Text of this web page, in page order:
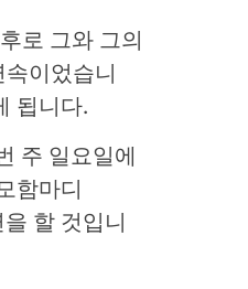
로 그와 그의
이었습니
됩니다.
주 일요일에
함마디
할 것입니